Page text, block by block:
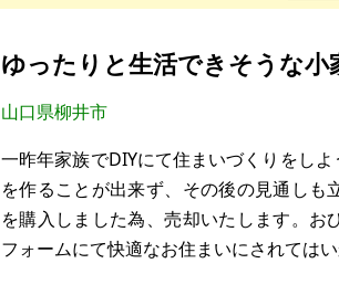
ゆったりと生活できそうな小
山口県柳井市
一昨年家族でDIYにて住まいづくりをし
を作ることが出来ず、その後の見通し
を購入しました為、売却いたします。お
フォームにて快適なお住まいにされてはい